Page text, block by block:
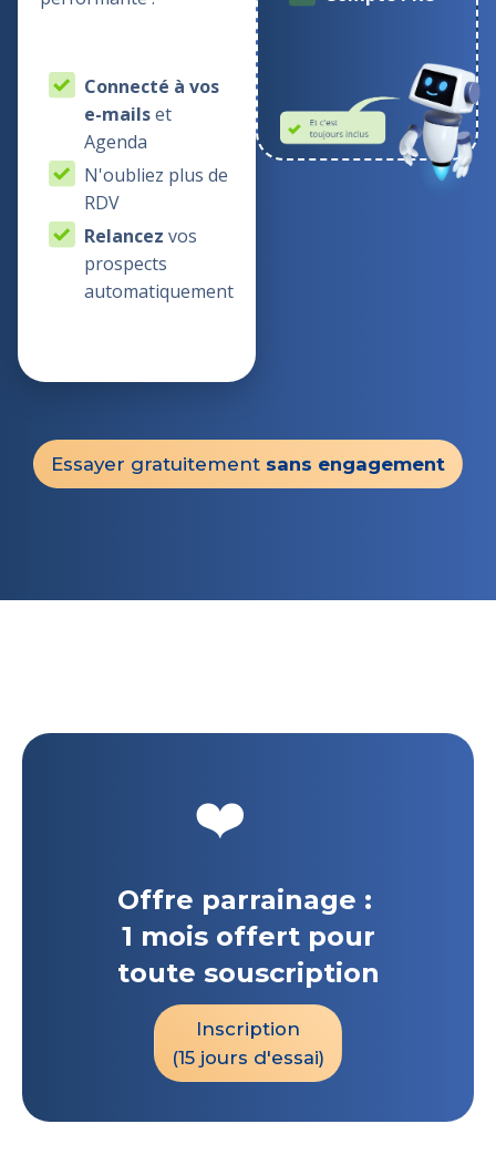
Connecté à vos
e-mailset
Agenda
N'oubliez plus de
RDV
Relancez vos
prospects
automatiquement
Essayer gratuitement sans engagement
❤️
Offre parrainage :
1 mois offert pour
toute souscription
Inscription
(15 jours d'essai)